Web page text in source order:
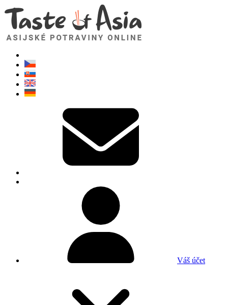
Váš účet
TasteOfAsia.cz
Neváhejte se zeptat. Jsem tady pro vás!